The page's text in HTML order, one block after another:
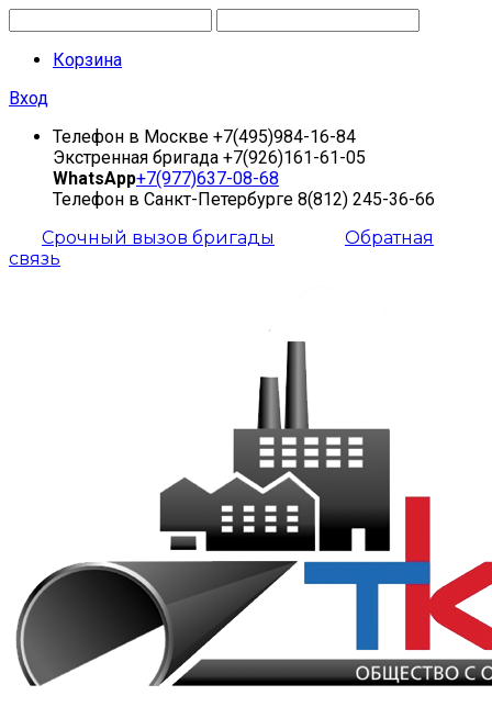
Корзина
Вход
Телефон в Москве +7(495)984-16-84
Экстренная бригада +7(926)161-61-05
WhatsApp+7(977)637-08-68
Телефон в Санкт-Петербурге 8(812) 245-36-66
Срочный вызов бригады
Обратная
связь